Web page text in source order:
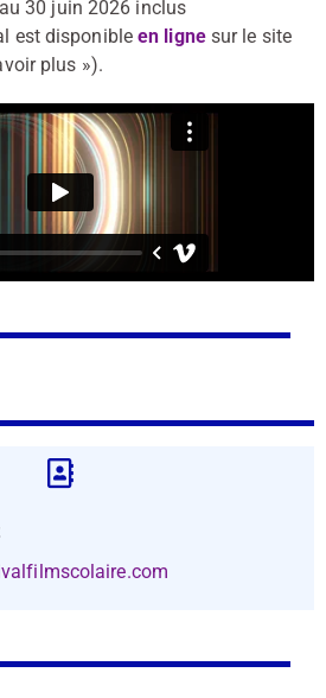
30 juin 2026 inclus
est disponible en lignesur le site
plus »).